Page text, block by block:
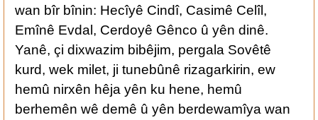
wan bîr bînin: Hecîyê Cindî, Casimê Celîl,
Emînê Evdal, Cerdoyê Gênco û yên dinê.
Yanê, çi dixwazim bibêjim, pergala Sovêtê
kurd, wek milet, ji tunebûnê rizagarkirin, ew
hemû nirxên hêja yên ku hene, hemû
berhemên wê demê û yên berdewamîya wan